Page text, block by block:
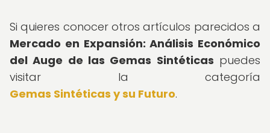
Si quieres conocer otros artículos parecidos a
Mercado en Expansión: Análisis Económico
del Auge de las Gemas Sintéticas puedes
visitar la categoría
Gemas Sintéticas y su Futuro.